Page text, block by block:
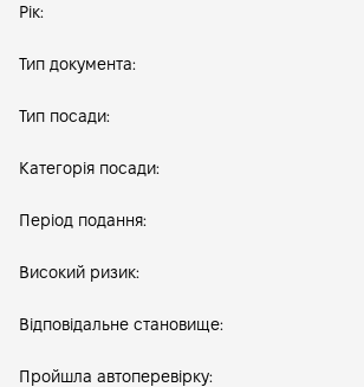
Рік:
Тип документа:
Тип посади:
Категорія посади:
Період подання:
Високий ризик:
Відповідальне становище:
Пройшла автоперевірку: